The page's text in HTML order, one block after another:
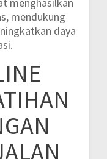
mendukung
daya